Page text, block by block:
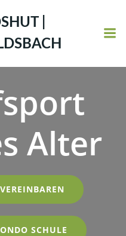
|
Alter
SCHULE